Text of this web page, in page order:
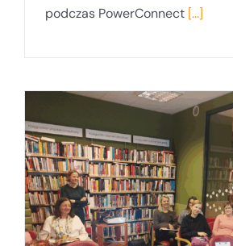
podczas PowerConnect [...]